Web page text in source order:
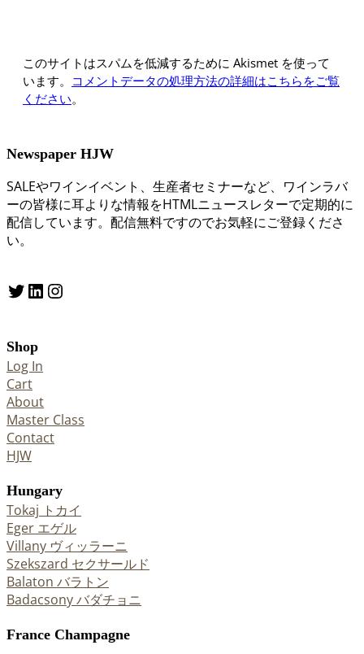
このサイトはスパムを低減するために Akismet を使って
います。 コメントデータの処理方法の詳細はこちらをご覧
ください。
Newspaper HJW
SALEやワインイベント、生産者セミナーなど、ワインラバ
ーの皆様に耳よりな情報をHTMLニュースレターで定期的に
配信しています。配信無料ですのでお気軽にご登録くださ
い。
Twitter LinkedIn Instagram
Shop
Log In
Cart
About
Master Class
Contact
HJW
Hungary
Tokaj トカイ
Eger エゲル
Villany ヴィッラーニ
Szekszard セクサールド
Balaton バラトン
Badacsony バダチョニ
France Champagne